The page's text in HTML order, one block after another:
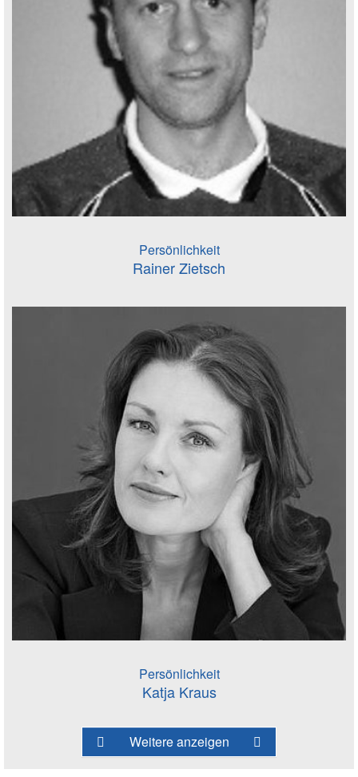
Persönlichkeit
Rainer Zietsch
Persönlichkeit
Katja Kraus
Weitere anzeigen